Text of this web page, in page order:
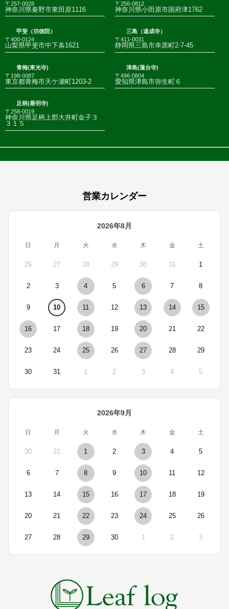
〒257-0028
神奈川県秦野市東田原1116
〒256-0812
神奈川県小田原市国府津1762
甲斐（功徳院）
〒400-0124
山梨県甲斐市中下条1621
三島（遠成寺）
〒411-0031
静岡県三島市幸原町2-7-45
青梅(東光寺)
〒198-0087
東京都青梅市天ケ瀬町1203-2
津島(蓮台寺)
〒496-0804
愛知県津島市弥生町６
足柄(最明寺)
〒258-0019
神奈川県足柄上郡大井町金子３
３１５
営業カレンダー
2026年8月
日 月 火 水 木 金 土
26 27 28 29 30 31 1
2 3 4 5 6 7 8
9 10 11 12 13 14 15
16 17 18 19 20 21 22
23 24 25 26 27 28 29
30 31 1 2 3 4 5
2026年9月
日 月 火 水 木 金 土
30 31 1 2 3 4 5
6 7 8 9 10 11 12
13 14 15 16 17 18 19
20 21 22 23 24 25 26
27 28 29 30 1 2 3